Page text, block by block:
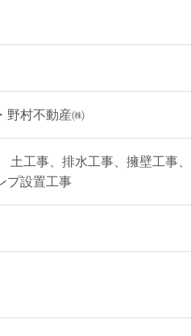
野村不動産㈱
工事、排水工事、擁壁工事
プ設置工事